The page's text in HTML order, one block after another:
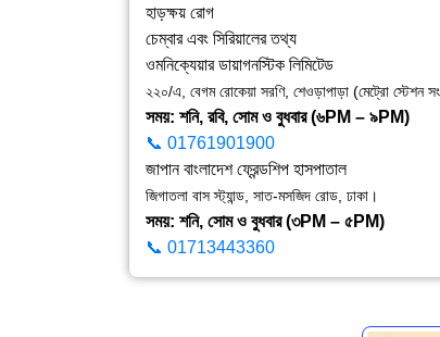
হাড়ক্ষয় রোগ
চেম্বার এবং সিরিয়ালের তথ্য
ওমনিক্যেয়ার ডায়াগনস্টিক লিমিটেড
২২০/এ, বেগম রোকেয়া সরণি, শেওড়াপাড়া (মেট্রো স্টেশন
সময়: শনি, রবি, সোম ও বুধবার (৬PM – ৯PM)
📞 01761901900
জাপান বাংলাদেশ ফ্রেন্ডশিপ হাসপাতাল
জিগাতলা বাস স্ট্যান্ড, সাত-মসজিদ রোড, ঢাকা।
সময়: শনি, সোম ও বুধবার (৩PM – ৫PM)
📞 01713443360